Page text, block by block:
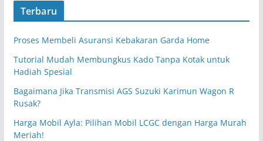
Terbaru
Proses Membeli Asuransi Kebakaran Garda Home
Tutorial Mudah Membungkus Kado Tanpa Kotak untuk
Hadiah Spesial
Bagaimana Jika Transmisi AGS Suzuki Karimun Wagon R
Rusak?
Harga Mobil Ayla: Pilihan Mobil LCGC dengan Harga Murah
Meriah!